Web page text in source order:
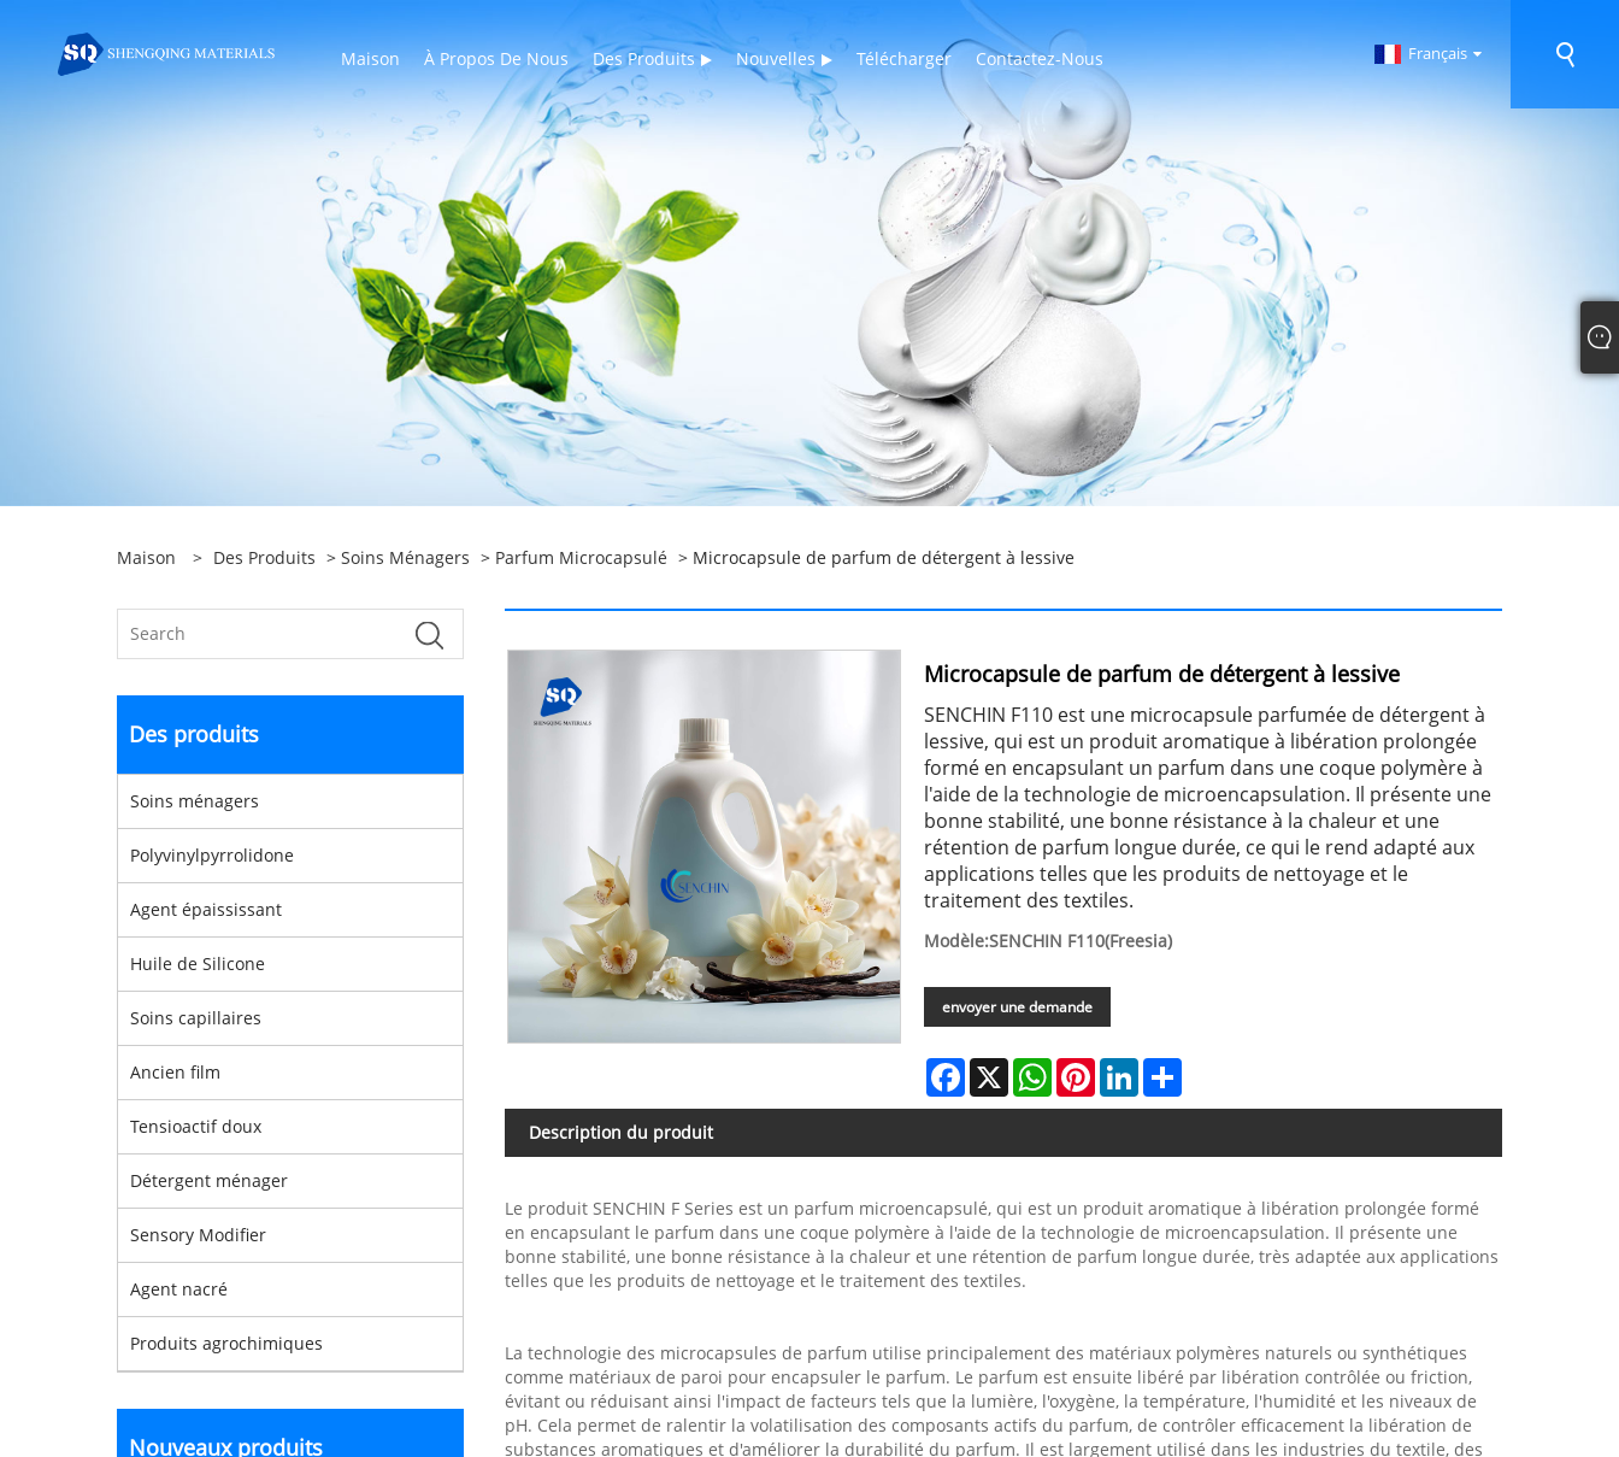
Maison À Propos De Nous Des Produits Nouvelles Télécharger Contactez-Nous Français
Maison > Des Produits > Soins Ménagers > Parfum Microcapsulé > Microcapsule de parfum de détergent à lessive
Des produits
Soins ménagers
Polyvinylpyrrolidone
Agent épaississant
Huile de Silicone
Soins capillaires
Ancien film
Tensioactif doux
Détergent ménager
Sensory Modifier
Agent nacré
Produits agrochimiques
Nouveaux produits
Microcapsule de parfum de détergent à lessive
SENCHIN F110 est une microcapsule parfumée de détergent à
lessive, qui est un produit aromatique à libération prolongée
formé en encapsulant un parfum dans une coque polymère à
l'aide de la technologie de microencapsulation. Il présente une
bonne stabilité, une bonne résistance à la chaleur et une
rétention de parfum longue durée, ce qui le rend adapté aux
applications telles que les produits de nettoyage et le
traitement des textiles.
Modèle:SENCHIN F110(Freesia)
envoyer une demande
Facebook
X WhatsAppPinterestLinkedInShare
Description du produit
Le produit SENCHIN F Series est un parfum microencapsulé, qui est un produit aromatique à libération prolongée formé
en encapsulant le parfum dans une coque polymère à l'aide de la technologie de microencapsulation. Il présente une
bonne stabilité, une bonne résistance à la chaleur et une rétention de parfum longue durée, très adaptée aux applications
telles que les produits de nettoyage et le traitement des textiles.
La technologie des microcapsules de parfum utilise principalement des matériaux polymères naturels ou synthétiques
comme matériaux de paroi pour encapsuler le parfum. Le parfum est ensuite libéré par libération contrôlée ou friction,
évitant ou réduisant ainsi l'impact de facteurs tels que la lumière, l'oxygène, la température, l'humidité et les niveaux de
pH. Cela permet de ralentir la volatilisation des composants actifs du parfum, de contrôler efficacement la libération de
substances aromatiques et d'améliorer la durabilité du parfum. Il est largement utilisé dans les industries du textile, des